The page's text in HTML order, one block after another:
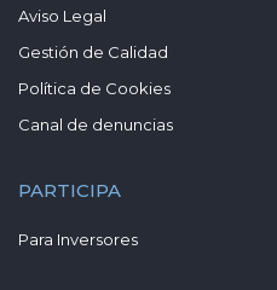
Aviso Legal
Gestión de Calidad
Política de Cookies
Canal de denuncias
PARTICIPA
Para Inversores